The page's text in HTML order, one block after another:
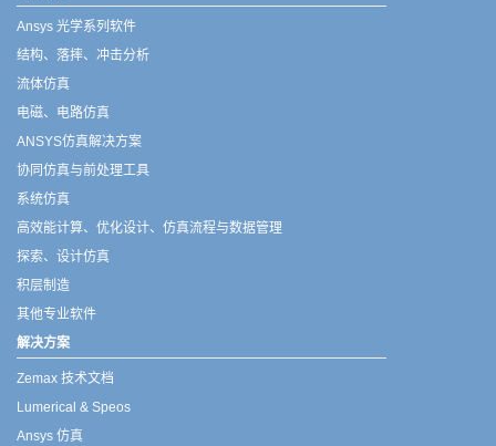
Ansys 光学系列软件
结构、落摔、冲击分析
流体仿真
电磁、电路仿真
ANSYS仿真解决方案
协同仿真与前处理工具
系统仿真
高效能计算、优化设计、仿真流程与数据管理
探索、设计仿真
积层制造
其他专业软件
解决方案
Zemax 技术文档
Lumerical & Speos
Ansys 仿真